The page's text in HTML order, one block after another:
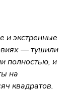
и экстренные
— тушили
полностью, и
на
квадратов.